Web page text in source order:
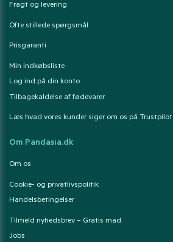
Fragt og levering
Ofte stillede spørgsmål
Prisgaranti
Min indkøbsliste
Log ind på din konto
Tilbagekaldelse af fødevarer
Læs hvad vores kunder siger om os på Trustpilot
Om Pandasia.dk
Om os
Cookie- og privatlivspolitik
Handelsbetingelser
Tilmeld nyhedsbrev – Gratis mad
Jobs